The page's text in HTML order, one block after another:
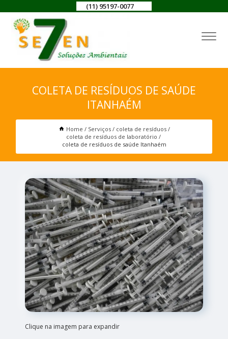
(11) 95197-0077
COLETA DE RESÍDUOS DE SAÚDE
ITANHAÉM
Home Serviços
coleta de resíduos
coleta de resíduos de laboratório
coleta de resíduos de saúde Itanhaém
Clique na imagem para expandir